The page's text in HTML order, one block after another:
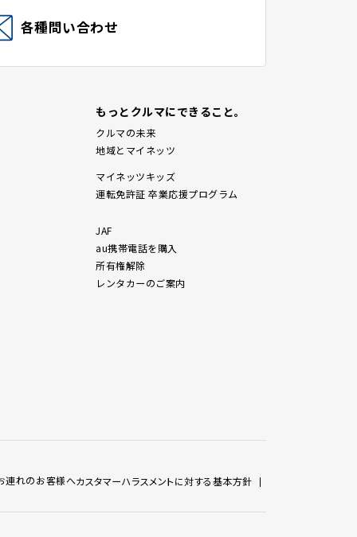
各種問い合わせ
もっとクルマにできること。
クルマの未来
地域とマイネッツ
マイネッツキッズ
運転免許証 卒業応援プログラム
JAF
au携帯電話を購入
所有権解除
レンタカーのご案内
連れのお客様へカスタマーハラスメントに対する基本方針